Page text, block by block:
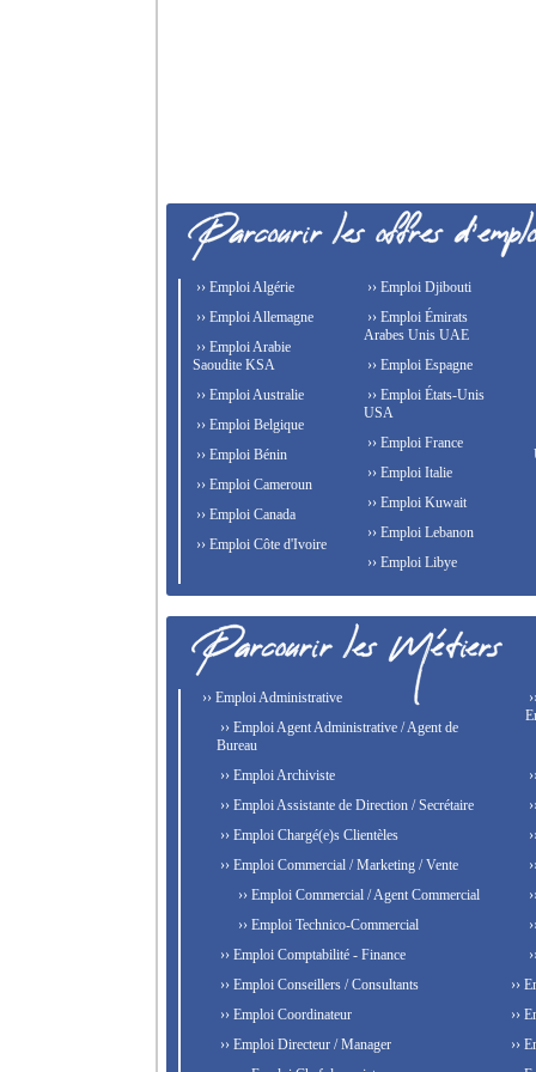
›› Emploi Algérie
›› Emploi Allemagne
›› Emploi Arabie
Saoudite KSA
›› Emploi Australie
›› Emploi Belgique
›› Emploi Bénin
›› Emploi Cameroun
›› Emploi Canada
›› Emploi Côte d'Ivoire
›› Emploi Djibouti
›› Emploi Émirats
Arabes Unis UAE
›› Emploi Espagne
›› Emploi États-Unis
USA
›› Emploi France
›› Emploi Italie
›› Emploi Kuwait
›› Emploi Lebanon
›› Emploi Libye
›› Emploi Administrative
›› Emploi Agent Administrative / Agent de
Bureau
›› Emploi Archiviste
›› Emploi Assistante de Direction / Secrétaire
›› Emploi Chargé(e)s Clientèles
›› Emploi Commercial / Marketing / Vente
›› Emploi Commercial / Agent Commercial
›› Emploi Technico-Commercial
›› Emploi Comptabilité - Finance
›› Emploi Conseillers / Consultants
›› Emploi Coordinateur
›› Emploi Directeur / Manager
››
››
››